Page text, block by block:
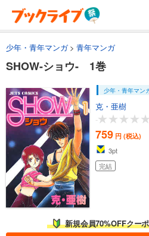
少年・青年マンガ 青年マンガ
SHOW-ショウ- 1巻
少年・青年マン
克・亜樹
-
759 円 (税込)
3pt
完結
新規会員70%OFFクー